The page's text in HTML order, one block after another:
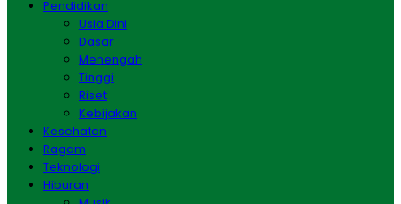
Pendidikan
Usia Dini
Dasar
Menengah
Tinggi
Riset
Kebijakan
Kesehatan
Ragam
Teknologi
Hiburan